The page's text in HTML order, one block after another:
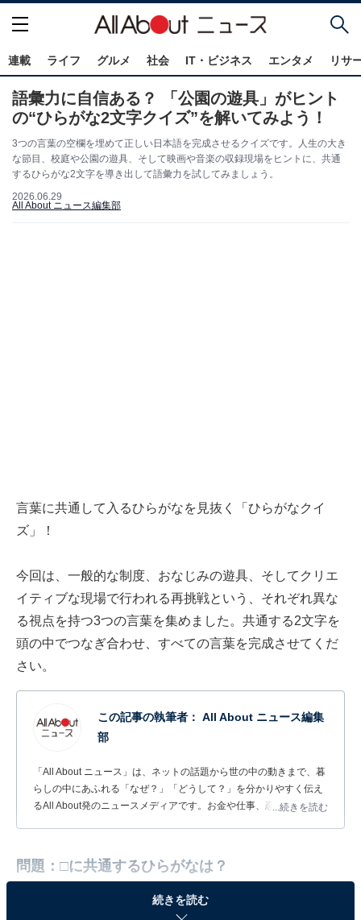
連載 ライフ グルメ 社会 IT・ビジネス エンタメ リサ
語彙力に自信ある？ 「公園の遊具」がヒント
の“ひらがな2文字クイズ”を解いてみよう！
3つの言葉の空欄を埋めて正しい日本語を完成させるクイズです。人生の大き
な節目、校庭や公園の遊具、そして映画や音楽の収録現場をヒントに、共通
するひらがな2文字を導き出して語彙力を試してみましょう。
2026.06.29
All About ニュース編集部
言葉に共通して入るひらがなを見抜く「ひらがなクイ
ズ」！
今回は、一般的な制度、おなじみの遊具、そしてクリエ
イティブな現場で行われる再挑戦という、それぞれ異な
る視点を持つ3つの言葉を集めました。共通する2文字を
頭の中でつなぎ合わせ、すべての言葉を完成させてくだ
さい。
この記事の執筆者： All About ニュース編集
部
「All About ニュース」は、ネットの話題から世の中の動きまで、暮
らしの中にあふれる「なぜ？」「どうして？」を分かりやすく伝え
るAll About発のニュースメディアです。お金や仕事、恋愛、ITに関
...続きを読む
問題：□に共通するひらがなは？
続きを読む